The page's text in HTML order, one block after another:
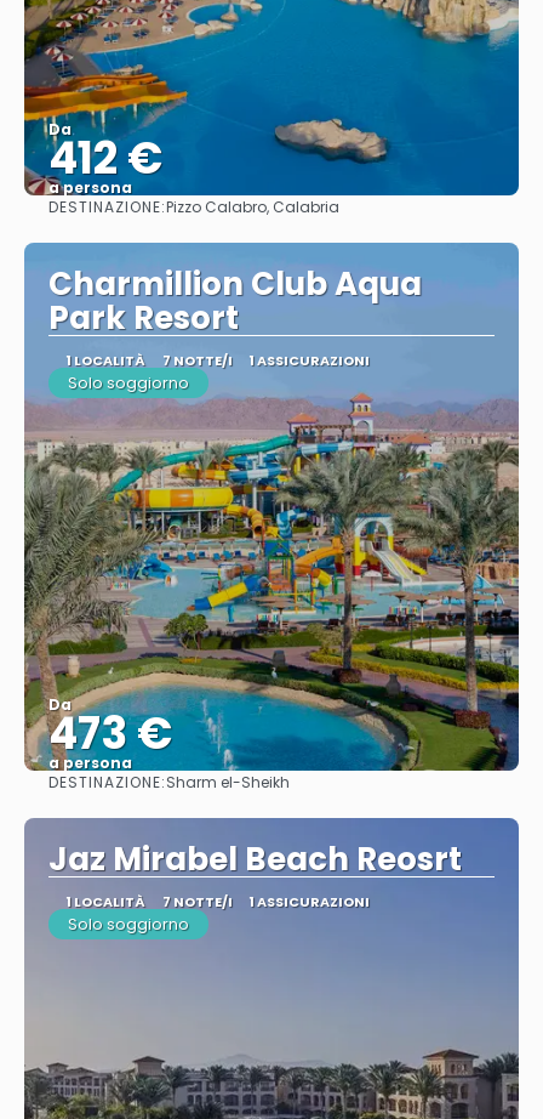
Da
412 €
a persona
Vedere
DESTINAZIONE:Pizzo Calabro, Calabria
Charmillion Club Aqua
Park Resort
1 LOCALITÀ 7 NOTTE/I 1 ASSICURAZIONI
Solo soggiorno
Da
473 €
a persona
Vedere
DESTINAZIONE:Sharm el-Sheikh
Jaz Mirabel Beach Reosrt
1 LOCALITÀ 7 NOTTE/I 1 ASSICURAZIONI
Solo soggiorno